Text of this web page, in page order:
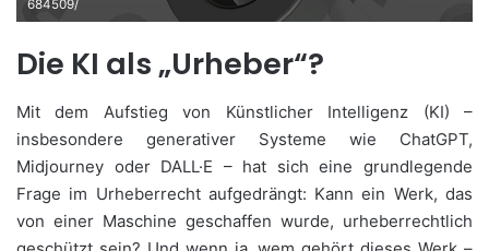
684509/
Die KI als „Urheber“?
Mit dem Aufstieg von Künstlicher Intelligenz (KI) –
insbesondere generativer Systeme wie ChatGPT,
Midjourney oder DALL·E – hat sich eine grundlegende
Frage im Urheberrecht aufgedrängt: Kann ein Werk, das
von einer Maschine geschaffen wurde, urheberrechtlich